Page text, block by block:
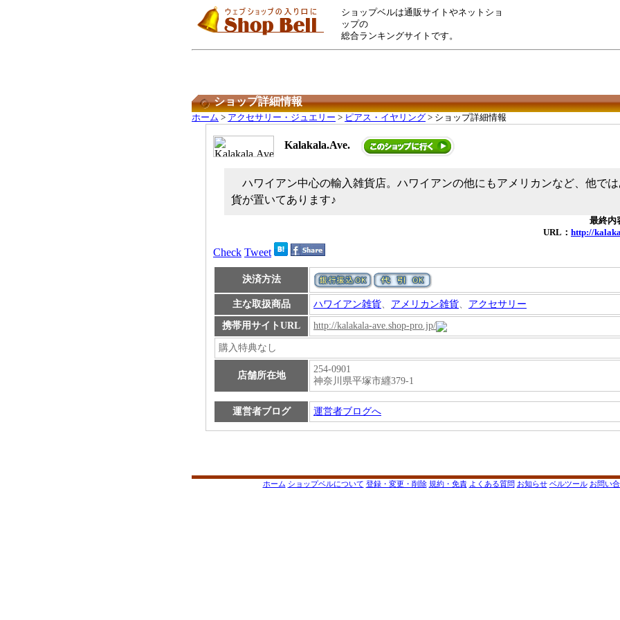
ショップベルは通販サイトやネットショ
ップの
総合ランキングサイトです。
ショップ詳細情報
ホーム > アクセサリー・ジュエリー > ピアス・イヤリング > ショップ詳細情報
Kalakala.Ave.
ハワイアン中心の輸入雑貨店。ハワイアンの他にもアメリカンなど、他で
貨が置いてあります♪
最終内
URL： http://
Check Tweet
決済方法
主な取扱商品 ハワイアン雑貨、 アメリカン雑貨、 アクセサリー
携帯用サイトURL http://kalakala-ave.shop-pro.jp/
購入特典なし
店舗所在地
254-0901
神奈川県平塚市纒379-1
運営者ブログ 運営者ブログへ
ホーム ショップベルについて 登録・変更・削除 規約・免責 よくある質問 お知らせ ベルツール お問い